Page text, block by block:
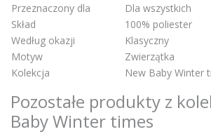
Przeznaczony dla
Dla wszystkich
Skład
100% poliester
Według okazji
Klasyczny
Motyw
Zwierzątka
Kolekcja
New Baby Winter
Pozostałe produkty z
Baby Winter times